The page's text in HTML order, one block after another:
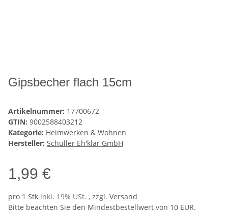
Gipsbecher flach 15cm
Artikelnummer: 17700672
GTIN: 9002588403212
Kategorie: Heimwerken & Wohnen
Hersteller: Schuller Eh'klar GmbH
1,99 €
pro 1 Stk inkl. 19% USt. , zzgl. Versand
Bitte beachten Sie den Mindestbestellwert von 10 EUR.